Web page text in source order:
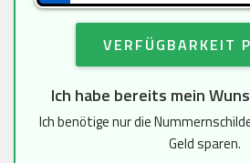
VERFÜGBARKEIT
Ich habe bereits mein
Ich benötige nur die
Geld sparen.